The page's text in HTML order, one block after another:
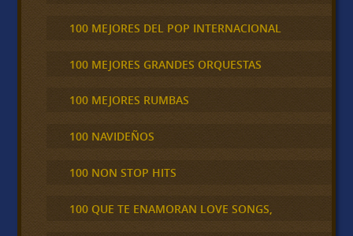
100 MEJORES DEL POP INTERNACIONAL
100 MEJORES GRANDES ORQUESTAS
100 MEJORES RUMBAS
100 NAVIDEÑOS
100 NON STOP HITS
100 QUE TE ENAMORAN LOVE SONGS,